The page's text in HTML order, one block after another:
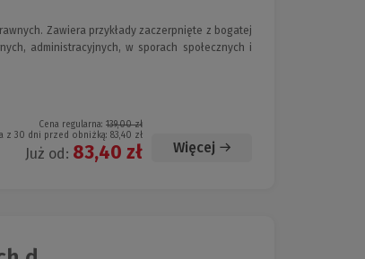
Zawiera przykłady zaczerpnięte z bogatej
administracyjnych, w sporach społecznych i
Cena regularna: 139,00 zł
z 30 dni przed obniżką: 83,40 zł
Już od: 83,40 zł Więcej